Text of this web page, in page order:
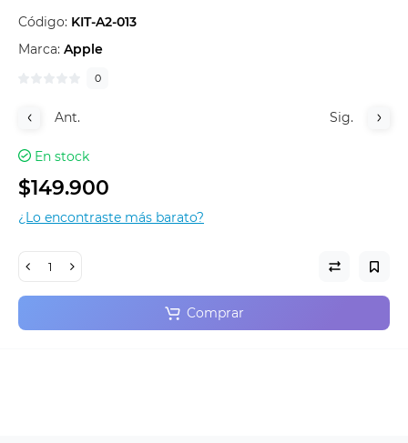
Código: KIT-A2-013
Marca: Apple
0
Ant. Sig.
En stock
$149.900
¿Lo encontraste más barato?
Comprar